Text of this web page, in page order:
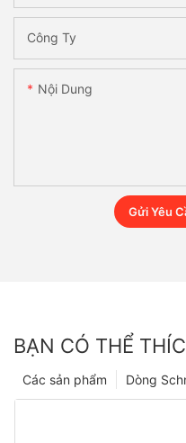
Công Ty
Nội Dung
Gửi Yêu
BẠN CÓ THỂ
Dòng
Các sản phẩm